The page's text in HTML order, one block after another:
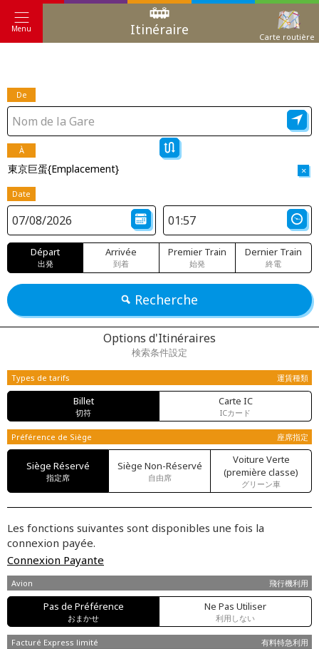
Menu Itinéraire Carte routière
De
À
東京巨蛋{Emplacement} ×
Date
Départ
出発
Arrivée
到着
Premier Train
始発
Dernier Train
終電
Recherche
Options d'Itinéraires
検索条件設定
Types de tarifs 運賃種類
Billet
切符
Carte IC
ICカード
Préférence de Siège 座席指定
Siège Réservé
指定席
Siège Non-Réservé
自由席
Voiture Verte
(première classe)
グリーン車
Les fonctions suivantes sont disponibles une fois la
connexion payée.
Connexion Payante
Avion 飛行機利用
Pas de Préférence
おまかせ
Ne Pas Utiliser
利用しない
Facturé Express limité 有料特急利用